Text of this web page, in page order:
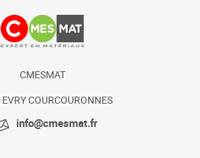
CMESMAT
COURCOURONNES
info@cmesmat.fr